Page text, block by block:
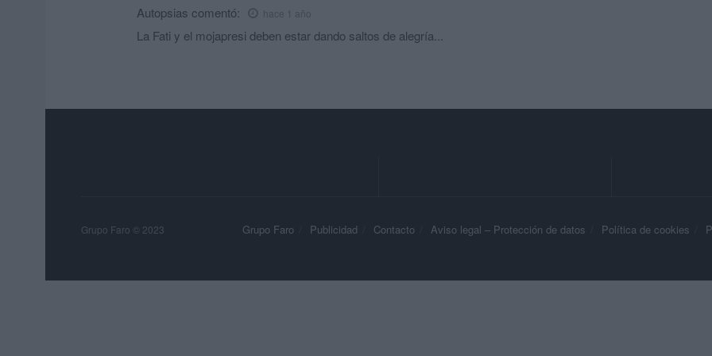
Autopsias comentó: hace 1 año
La Fati y el mojapresi deben estar dando saltos de alegría...
Grupo Faro Publicidad Contacto Aviso legal – Protección de datos Política de cookies
Grupo Faro © 2023